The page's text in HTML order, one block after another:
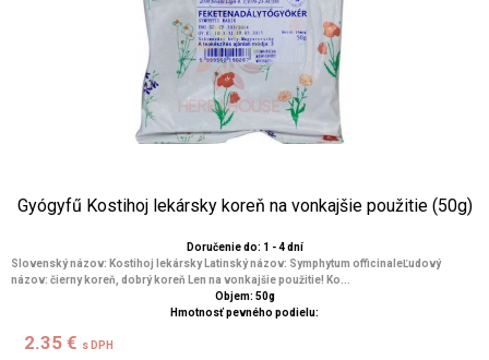
Gyógyfű Kostihoj lekársky koreň na vonkajšie použitie (50g)
Doručenie do: 1 - 4 dní
Slovenský názov: Kostihoj lekársky Latinský názov: Symphytum officinaleĽudový
názov: čierny koreň, dobrý koreň Len na vonkajšie použitie! Ko...
Objem: 50g
Hmotnosť pevného podielu:
2.35 € s DPH